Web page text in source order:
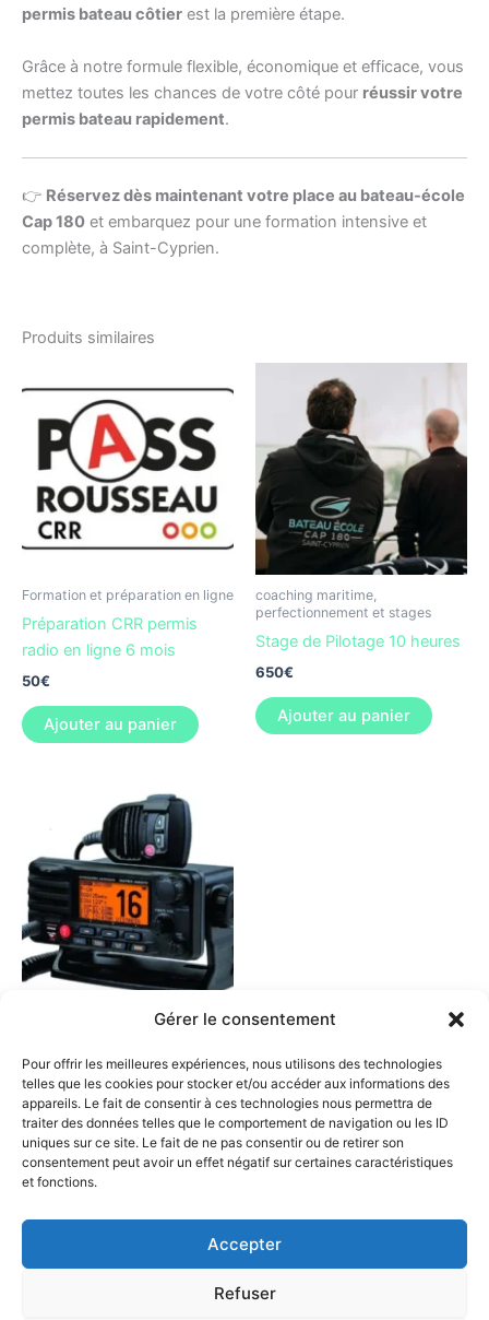
Gérer le consentement
Pour offrir les meilleures expériences, nous utilisons des technologies
telles que les cookies pour stocker et/ou accéder aux informations des
appareils. Le fait de consentir à ces technologies nous permettra de
traiter des données telles que le comportement de navigation ou les ID
uniques sur ce site. Le fait de ne pas consentir ou de retirer son
consentement peut avoir un effet négatif sur certaines caractéristiques
et fonctions.
Accepter
Refuser
permis bateau côtier est la première étape.
Grâce à notre formule flexible, économique et efficace, vous
mettez toutes les chances de votre côté pour réussir votre
permis bateau rapidement.
👉 Réservez dès maintenant votre place au bateau-école
Cap 180 et embarquez pour une formation intensive et
complète, à Saint-Cyprien.
Produits similaires
Formation et préparation en ligne
Préparation CRR permis
radio en ligne 6 mois
50€
Ajouter au panier
coaching maritime,
perfectionnement et stages
Stage de Pilotage 10 heures
650€
Ajouter au panier
présentiel – Saint Cyprien
150€
Ajouter au panier
Réalisation Site Web : Studio Numerik
Mentions légales